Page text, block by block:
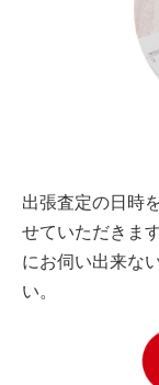
出張査定の日時
せていただきま
にお伺い出来な
い。